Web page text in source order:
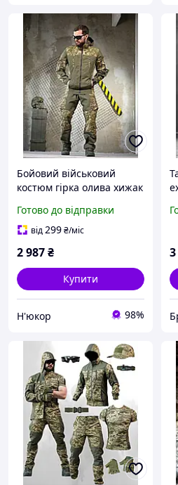
Бойовий військовий
костюм гірка олива хижак
Готово до відправки
від299₴/міс
2 987₴
Купити
Н'юкор 98%